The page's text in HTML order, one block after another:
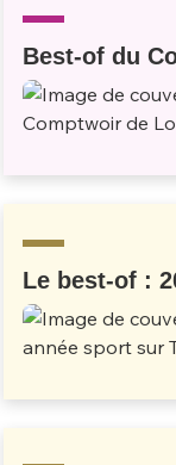
Best-of du
Le best-of :